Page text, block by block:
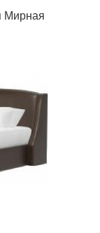
Мирная